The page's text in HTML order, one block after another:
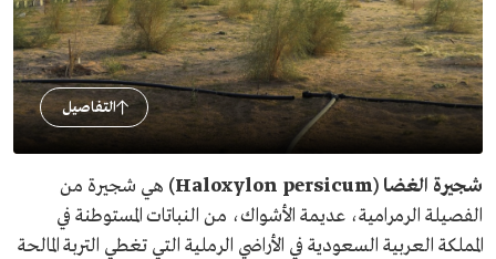
التفاصيل
شجيرة الغضا (Haloxylon persicum)
هي شجيرة من
الفصيلة الرمرامية، عديمة الأشواك، من النباتات المستوطنة في
المملكة العربية السعودية في الأراضي الرملية التي تغطي التربة المالحة